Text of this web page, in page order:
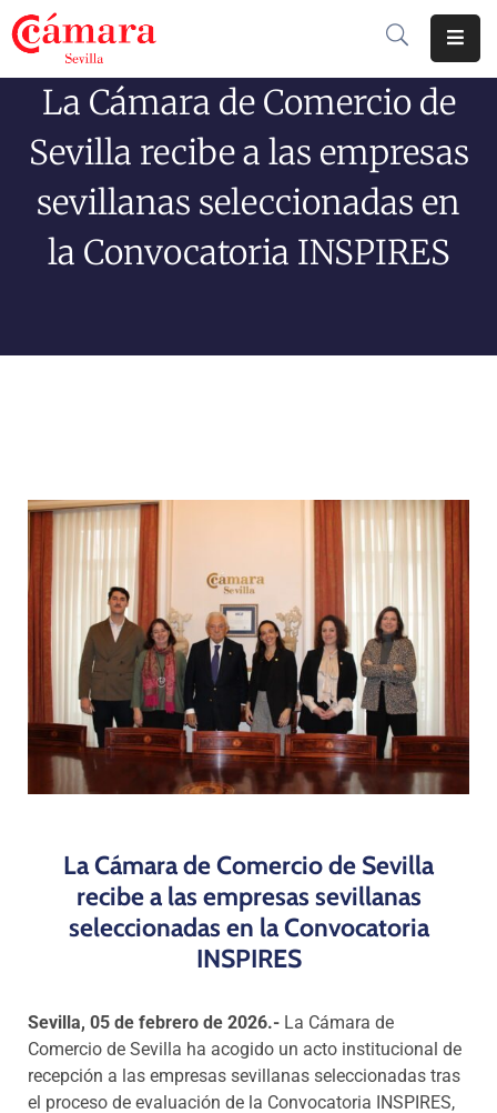
Cámara
Comercio
Soluciones
Programas
La Cámara de Comercio de
Sevilla recibe a las empresas
sevillanas seleccionadas en
la Convocatoria INSPIRES
La Cámara de Comercio de Sevilla
recibe a las empresas sevillanas
seleccionadas en la Convocatoria
INSPIRES
Sevilla, 05 de febrero de 2026.- La Cámara de
Comercio de Sevilla ha acogido un acto institucional de
recepción a las empresas sevillanas seleccionadas tras
el proceso de evaluación de la Convocatoria INSPIRES,